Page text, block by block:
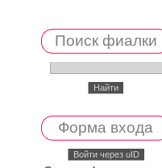
Поиск фиалки
Форма входа
Войти через uID